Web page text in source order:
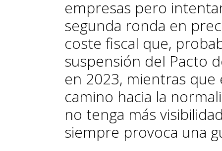
empresas pero
segunda ronda en
coste fiscal que,
suspensión del Pacto
en 2023, mientras que
camino hacia la
no tenga más
siempre provoca una